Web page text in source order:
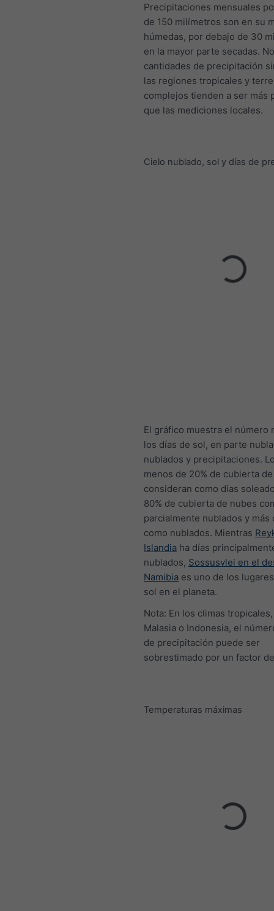
Precipitaciones mensuales
de 150 milímetros son en su
húmedas, por debajo de 30
en la mayor parte secadas.
cantidades de precipitación
las regiones tropicales y
complejos tienden a ser más
que las mediciones locales.
Cielo nublado, sol y días de
El gráfico muestra el número
los días de sol, en parte
nublados y precipitaciones.
menos de 20% de cubierta
consideran como días
80% de cubierta de nubes
parcialmente nublados y más
como nublados. Mientras
Islandia ha días
nublados, Sossusvlei en el
Namibia es uno de los
sol en el planeta.
Nota: En los climas
Malasia o Indonesia, el
de precipitación puede ser
sobrestimado por un factor
Temperaturas máximas